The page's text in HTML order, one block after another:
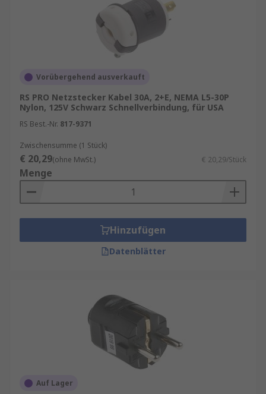
Vorübergehend ausverkauft
RS PRO Netzstecker Kabel 30A, 2+E, NEMA L5-30P
Nylon, 125V Schwarz Schnellverbindung, für USA
RS Best.-Nr. 817-9371
Zwischensumme (1 Stück)
€ 20,29(ohne MwSt.) € 20,29/Stück
Menge
Hinzufügen
Datenblätter
Auf Lager